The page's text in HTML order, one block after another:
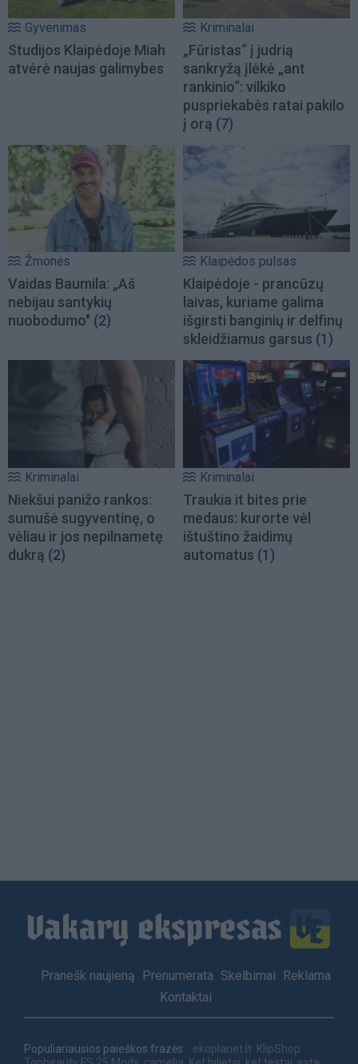
Gyvenimas
Studijos Klaipėdoje Miah
atvėrė naujas galimybes
Kriminalai
„Fūristas“ į judrią
sankryžą įlėkė „ant
rankinio“: vilkiko
puspriekabės ratai pakilo
į orą (7)
Žmonės
Vaidas Baumila: „Aš
nebijau santykių
nuobodumo" (2)
Klaipėdos pulsas
Klaipėdoje - prancūzų
laivas, kuriame galima
išgirsti banginių ir delfinų
skleidžiamus garsus (1)
Kriminalai
Niekšui panižo rankos:
sumušė sugyventinę, o
vėliau ir jos nepilnametę
dukrą (2)
Kriminalai
Traukia it bites prie
medaus: kurorte vėl
ištuštino žaidimų
automatus (1)
Footer
Pranešk naujieną Prenumerata Skelbimai
Reklama
Kontaktai
Populiariausios paieškos frazės: ekoplanet.lt KlipShop